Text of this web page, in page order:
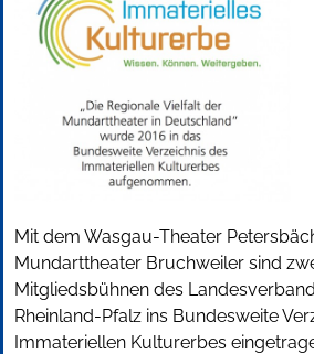
Mit dem Wasgau-Theater
Mundarttheater Bruchweiler sind
Mitgliedsbühnen des
Rheinland-Pfalz ins Bundesweite
Immateriellen Kulturerbes